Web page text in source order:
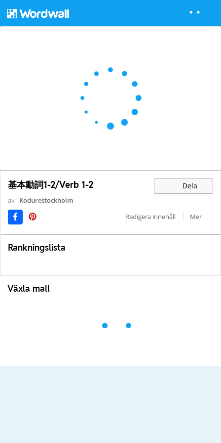
基本動詞1-2/Verb 1-2 Dela
av Kodurestockholm
Redigera innehåll
Mer
Rankningslista
Växla mall